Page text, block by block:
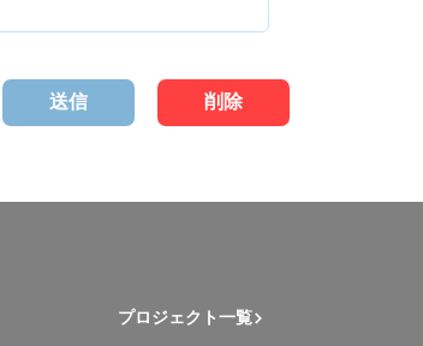
送信 削除
プロジェクト一覧